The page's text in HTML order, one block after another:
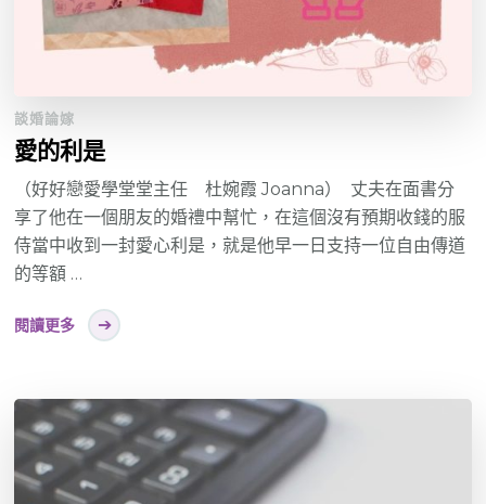
談婚論嫁
愛的利是
（好好戀愛學堂堂主任 杜婉霞 Joanna） 丈夫在面書分
享了他在一個朋友的婚禮中幫忙，在這個沒有預期收錢的服
侍當中收到一封愛心利是，就是他早一日支持一位自由傳道
的等額 …
閱讀更多